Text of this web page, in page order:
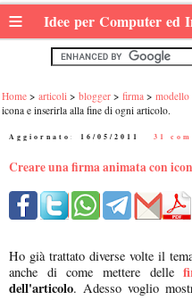
≡ Idee per Computer ed
Home articoli blogger firma modello
icona e inserirla alla fine di ogni articolo.
Aggiornato: 16/05/2011 31
Creare una firma animata con
Ho già trattato diverse volte il
anche di come mettere delle
dell'articolo. Adesso voglio